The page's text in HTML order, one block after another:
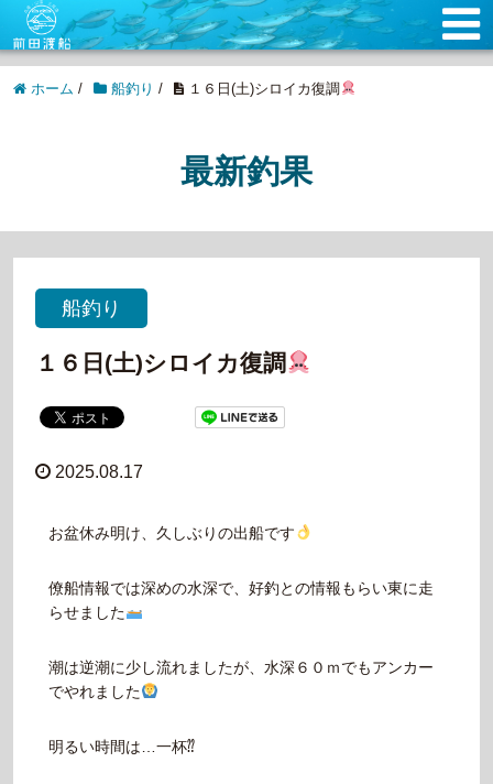
ホーム / 船釣り / １６日(土)シロイカ復調
最新釣果
船釣り
１６日(土)シロイカ復調
2025.08.17
お盆休み明け、久しぶりの出船です
僚船情報では深めの水深で、好釣との情報もらい東に走
らせました
潮は逆潮に少し流れましたが、水深６０ｍでもアンカー
でやれました
明るい時間は…一杯⁇